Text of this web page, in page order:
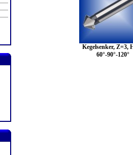
Kegelsenker, Z=3,
60°-90°-120°